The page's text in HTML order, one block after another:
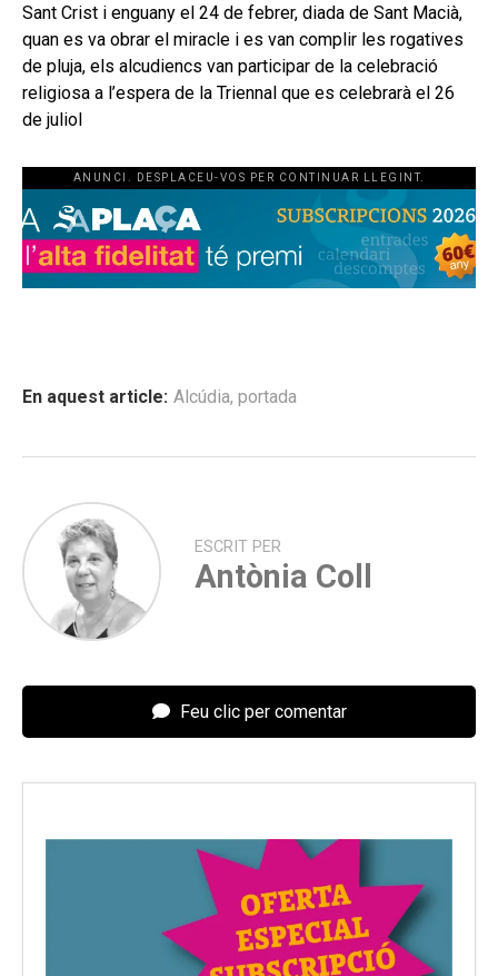
Sant Crist i enguany el 24 de febrer, diada de Sant Macià,
quan es va obrar el miracle i es van complir les rogatives
de pluja, els alcudiencs van participar de la celebració
religiosa a l’espera de la Triennal que es celebrarà el 26
de juliol
ANUNCI. DESPLACEU-VOS PER CONTINUAR LLEGINT.
En aquest article: Alcúdia, portada
ESCRIT PER
Antònia Coll
Feu clic per comentar